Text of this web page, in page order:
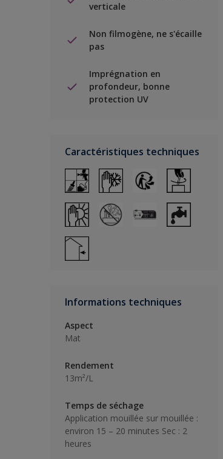
verticale
Non filmogène, ne s'écaille
pas
Imprégnation en
profondeur, bonne
protection UV
Caractéristiques techniques
Informations techniques
Aspect
Mat
Rendement
13m²/L
Temps de séchage
Application mouillée sur mouillée :
environ 15 – 20 minutes Sec : 2
heures